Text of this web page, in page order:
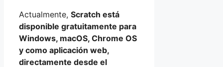
Actualmente, Scratch está
disponible gratuitamente para
Windows, macOS, Chrome OS
y como aplicación web,
directamente desde el